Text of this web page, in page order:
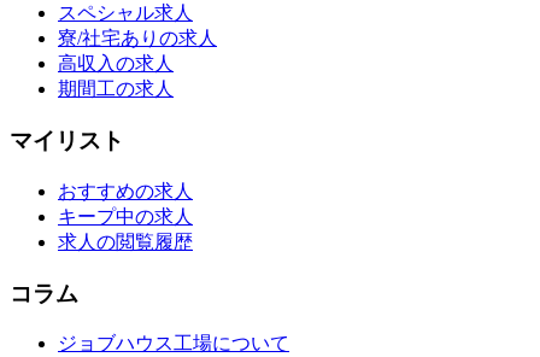
スペシャル求人
寮/社宅ありの求人
高収入の求人
期間工の求人
マイリスト
おすすめの求人
キープ中の求人
求人の閲覧履歴
コラム
ジョブハウス工場について